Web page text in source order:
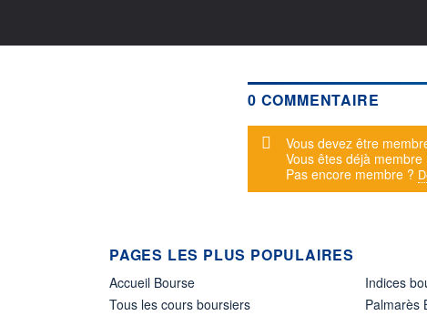
0 COMMENTAIRE
Message d'alerte
Vous devez être
Vous êtes déjà membre
Pas encore membre ?
PAGES LES PLUS POPULAIRES
Accueil Bourse
Tous les cours boursiers
Indices
Palmarès